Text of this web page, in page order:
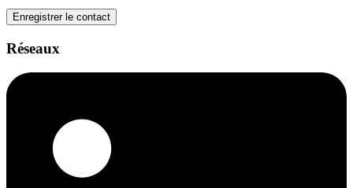
Enregistrer le contact
Réseaux